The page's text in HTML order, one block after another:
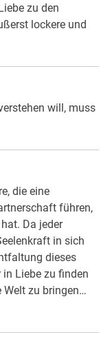
zu den
lockere und
will, muss
die eine
führen,
Da jeder
in sich
dieses
Liebe zu finden
Welt zu bringen…